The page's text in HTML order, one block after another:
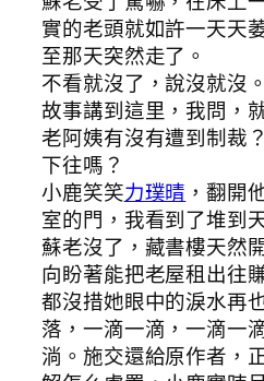
實的老頭就如許一天天
至那天突然走了。
不看就沒了，說沒就沒。
故事講到這里，我問，
老阿姨有沒有遭到制裁
下往嗎？
小鹿笑笑力璞晴 ，翻開
室的門，我看到了堆到
蘇老沒了，藏書樓天然
向盼著能把老屋租出往
都沒措她眼中的淚水再
落，一滴一滴，一滴一
淌。施交還給原作者，